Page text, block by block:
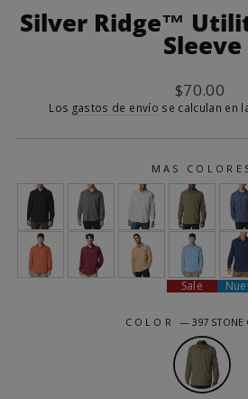
Silver Ridge™
Sleeve
Precio
habitual
$70.00
Los gastos de envío se calculan en
MAS
Sale
COLOR—397 STONE